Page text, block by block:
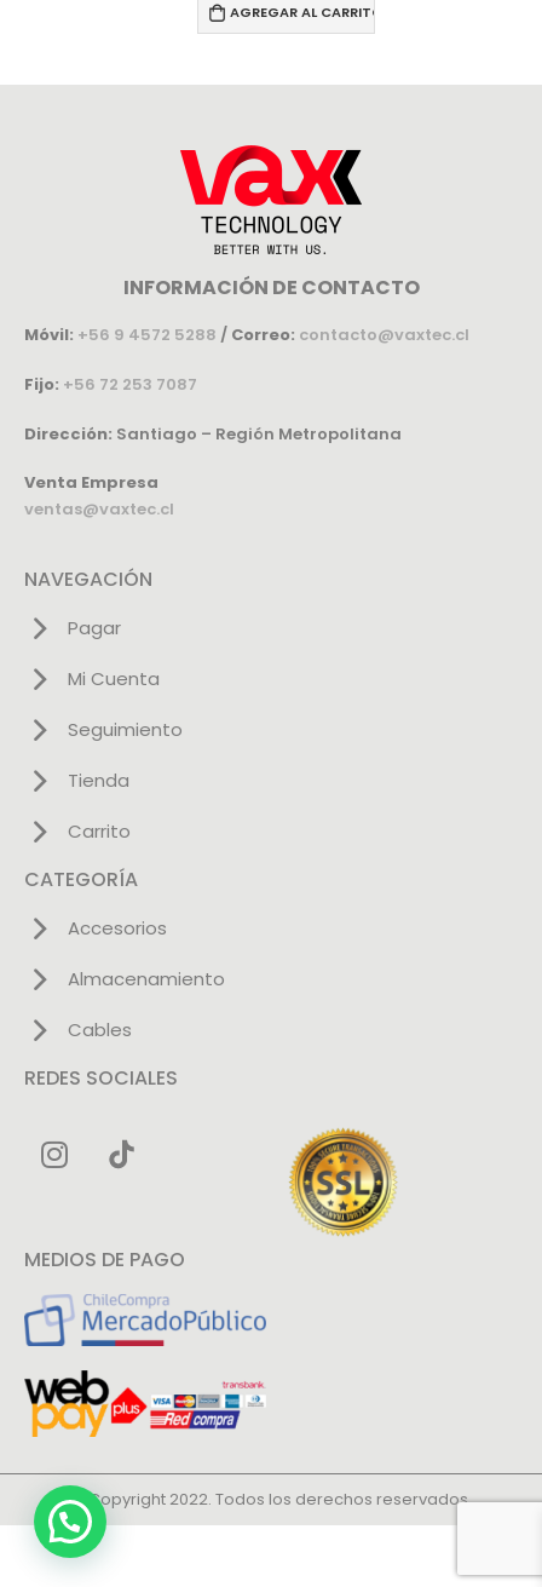
AGREGAR AL CARRITO
INFORMACIÓN DE CONTACTO
Móvil: +56 9 4572 5288 / Correo: contacto@vaxtec.cl
Fijo: +56 72 253 7087
Dirección: Santiago – Región Metropolitana
Venta Empresa
ventas@vaxtec.cl
NAVEGACIÓN
Pagar
Mi Cuenta
Seguimiento
Tienda
Carrito
CATEGORÍA
Accesorios
Almacenamiento
Cables
REDES SOCIALES
MEDIOS DE PAGO
© Copyright 2022. Todos los derechos reservados.